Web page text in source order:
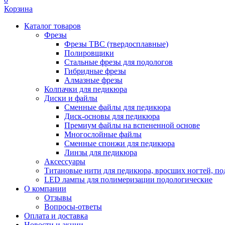
Корзина
Каталог товаров
Фрезы
Фрезы ТВС (твердосплавные)
Полировщики
Стальные фрезы для подологов
Гибридные фрезы
Алмазные фрезы
Колпачки для педикюра
Диски и файлы
Сменные файлы для педикюра
Диск-основы для педикюра
Премиум файлы на вспененной основе
Многослойные файлы
Сменные спонжи для педикюра
Линзы для педикюра
Аксессуары
Титановые нити для педикюра, вросших ногтей,
LED лампы для полимеризации подологические
О компании
Отзывы
Вопросы-ответы
Оплата и доставка